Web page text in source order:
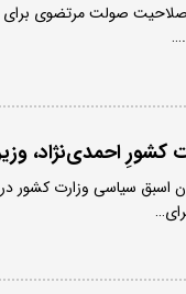
صولت مرتضوی برای
کشورِ احمدی‌نژاد،
اسبق سیاسی وزارت کشور